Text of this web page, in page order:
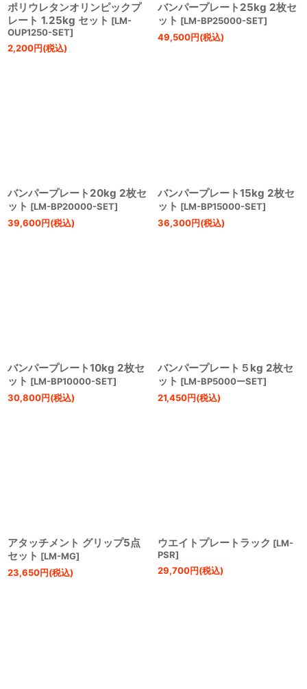
ポリウレタンオリンピックプ
レート 1.25kg セット [LM-
OUP1250-SET]
2,200円(税込)
バンパープレート25kg 2枚セ
ット [LM-BP25000-SET]
49,500円(税込)
バンパープレート20kg 2枚セ
ット [LM-BP20000-SET]
39,600円(税込)
バンパープレート15kg 2枚セ
ット [LM-BP15000-SET]
36,300円(税込)
バンパープレート10kg 2枚セ
ット [LM-BP10000-SET]
30,800円(税込)
バンパープレート５kg 2枚セ
ット [LM-BP5000ーSET]
21,450円(税込)
アタッチメント グリップ5点
セット [LM-MG]
23,650円(税込)
ウエイトプレートラック [LM-
PSR]
29,700円(税込)